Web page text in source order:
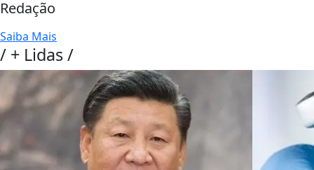
Redação
Saiba Mais
/ + Lidas/